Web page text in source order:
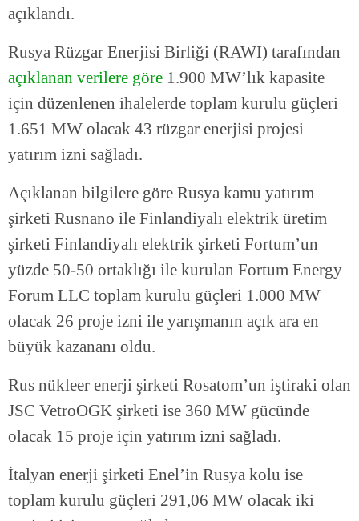
açıklandı.
Rusya Rüzgar Enerjisi Birliği (RAWI) tarafından
açıklanan verilere göre 1.900 MW’lık kapasite
için düzenlenen ihalelerde toplam kurulu güçleri
1.651 MW olacak 43 rüzgar enerjisi projesi
yatırım izni sağladı.
Açıklanan bilgilere göre Rusya kamu yatırım
şirketi Rusnano ile Finlandiyalı elektrik üretim
şirketi Finlandiyalı elektrik şirketi Fortum’un
yüzde 50-50 ortaklığı ile kurulan Fortum Energy
Forum LLC toplam kurulu güçleri 1.000 MW
olacak 26 proje izni ile yarışmanın açık ara en
büyük kazananı oldu.
Rus nükleer enerji şirketi Rosatom’un iştiraki olan
JSC VetroOGK şirketi ise 360 MW gücünde
olacak 15 proje için yatırım izni sağladı.
İtalyan enerji şirketi Enel’in Rusya kolu ise
toplam kurulu güçleri 291,06 MW olacak iki